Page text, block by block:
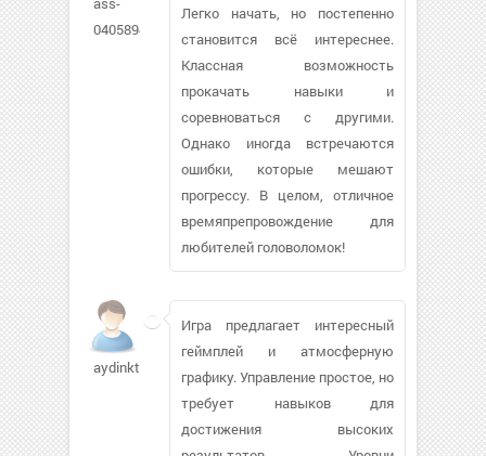
040589484
Легко начать, но постепенно
становится всё интереснее.
Классная возможность
прокачать навыки и
соревноваться с другими.
Однако иногда встречаются
ошибки, которые мешают
прогрессу. В целом, отличное
времяпрепровождение для
любителей головоломок!
aydinkt880
Игра предлагает интересный
геймплей и атмосферную
графику. Управление простое, но
требует навыков для
достижения высоких